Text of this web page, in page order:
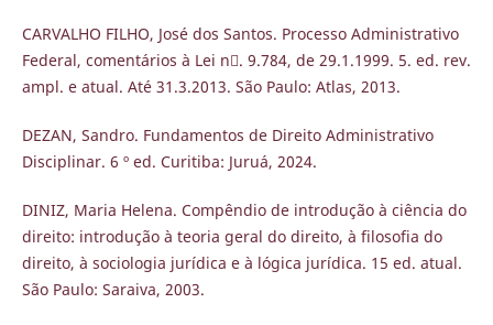
CARVALHO FILHO, José dos Santos. Processo Administrativo
Federal, comentários à Lei n. 9.784, de 29.1.1999. 5. ed. rev.
ampl. e atual. Até 31.3.2013. São Paulo: Atlas, 2013.
DEZAN, Sandro. Fundamentos de Direito Administrativo
Disciplinar. 6 º ed. Curitiba: Juruá, 2024.
DINIZ, Maria Helena. Compêndio de introdução à ciência do
direito: introdução à teoria geral do direito, à filosofia do
direito, à sociologia jurídica e à lógica jurídica. 15 ed. atual.
São Paulo: Saraiva, 2003.